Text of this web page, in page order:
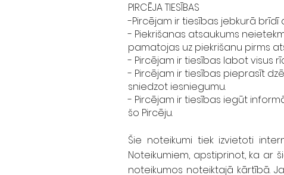
PIRCĒJA TIESĪBAS
-Pircējam ir tiesības jebkurā
- Piekrišanas atsaukums
pamatojas uz piekrišanu pirms
- Pircējam ir tiesības labot visus
- Pircējam ir tiesības pieprasīt
sniedzot iesniegumu.
- Pircējam ir tiesības iegūt
šo Pircēju.
Šie noteikumi tiek izvietoti
Noteikumiem, apstiprinot, ka ar
noteikumos noteiktajā kārtībā.